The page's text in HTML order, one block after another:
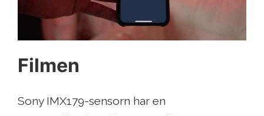
Filmen
Sony IMX179-sensorn har en